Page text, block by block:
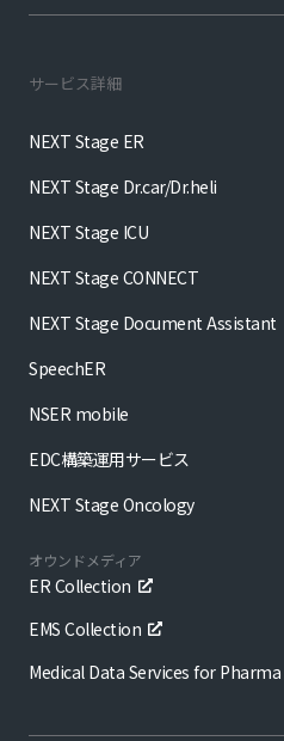
サービス詳細
NEXT Stage ER
NEXT Stage Dr.car/Dr.heli
NEXT Stage ICU
NEXT Stage CONNECT
NEXT Stage Document Assistant
SpeechER
NSER mobile
EDC構築運用サービス
NEXT Stage Oncology
オウンドメディア
ER Collection
EMS Collection
Medical Data Services for Pharma